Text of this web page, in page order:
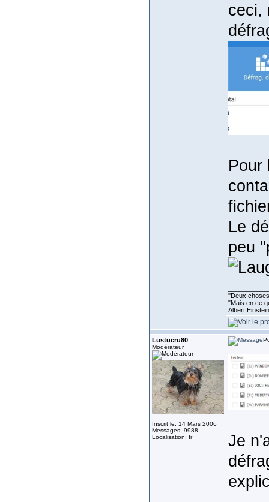
ceci,
Pour
Le
peu
''Deux
"Mais en ce
Albert
Lustucru80
Modérateur
Inscrit le: 14 Mars 2006
Messages: 9988
Localisation: fr
Je